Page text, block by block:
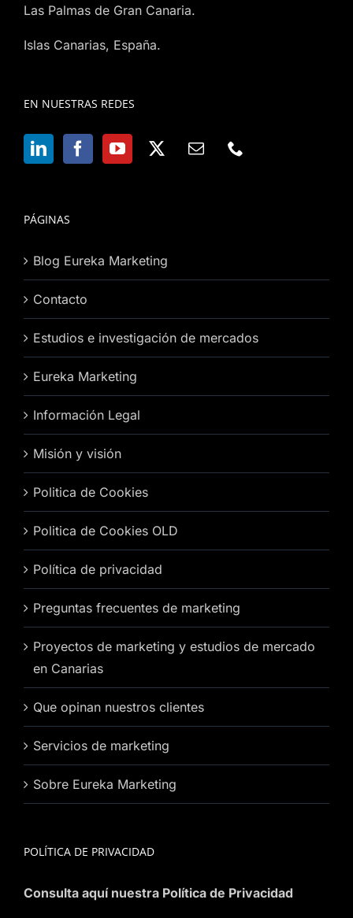
Las Palmas de Gran Canaria.
Islas Canarias, España.
EN NUESTRAS REDES
PÁGINAS
Blog Eureka Marketing
Contacto
Estudios e investigación de mercados
Eureka Marketing
Información Legal
Misión y visión
Politica de Cookies
Politica de Cookies OLD
Política de privacidad
Preguntas frecuentes de marketing
Proyectos de marketing y estudios de mercado
en Canarias
Que opinan nuestros clientes
Servicios de marketing
Sobre Eureka Marketing
POLÍTICA DE PRIVACIDAD
Consulta aquí nuestra Política de Privacidad